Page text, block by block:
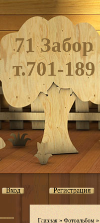
71 Забор
т.701-189
Вход Регистрация
Главная » Фотоальбом »